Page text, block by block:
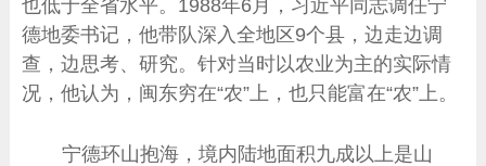
也低于全省水平。1988年6月，习近平同志调任宁
德地委书记，他带队深入全地区9个县，边走边调
查，边思考、研究。针对当时以农业为主的实际情
况，他认为，闽东穷在“农”上，也只能富在“农”上。
宁德环山抱海，境内陆地面积九成以上是山